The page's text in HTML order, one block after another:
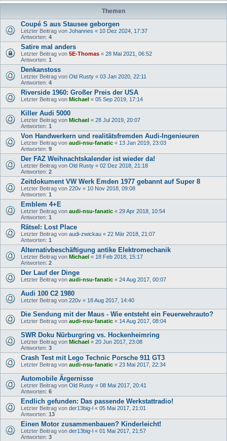
Themen
Coupé S aus Stausee geborgen
Letzter Beitrag von Johannes « 10 Dez 2024, 17:37
Antworten: 4
Satire mal anders
Letzter Beitrag von 5E-Thomas « 28 Mai 2021, 06:52
Antworten: 1
Denkanstoss
Letzter Beitrag von Old Rusty « 03 Jan 2020, 22:11
Antworten: 4
Riverside 1960: Großer Preis der USA
Letzter Beitrag von Michael « 05 Sep 2019, 17:14
Killer Audi 5000
Letzter Beitrag von Michael « 28 Jul 2019, 20:07
Antworten: 1
Von Handwerkern und realitätsfremden Audi-Ingenieuren
Letzter Beitrag von audi-nsu-fanatic « 13 Jan 2019, 23:03
Antworten: 9
Der FAZ Weihnachtskalender ist wieder da!
Letzter Beitrag von Old Rusty « 02 Dez 2018, 21:18
Antworten: 2
Zeitdokument VW Werk Emden 1977 gebannt auf Super 8
Letzter Beitrag von 220v « 10 Nov 2018, 09:08
Antworten: 1
Emblem 4+E
Letzter Beitrag von audi-nsu-fanatic « 29 Apr 2018, 10:54
Antworten: 1
Rätsel: Lost Place
Letzter Beitrag von audi-zwickau « 22 Mär 2018, 21:07
Antworten: 1
Alternativbeschäftigung antike Elektromechanik
Letzter Beitrag von Michael « 18 Feb 2018, 15:17
Antworten: 2
Der Lauf der Dinge
Letzter Beitrag von audi-nsu-fanatic « 24 Aug 2017, 00:07
Audi 100 C2 1980
Letzter Beitrag von 220v « 18 Aug 2017, 14:40
Die Sendung mit der Maus - Wie entsteht ein Feuerwehrauto?
Letzter Beitrag von audi-nsu-fanatic « 14 Aug 2017, 08:04
SWR Doku Nürburgring vs. Hockenheimring
Letzter Beitrag von Michael « 20 Jun 2017, 23:08
Antworten: 3
Crash Test mit Lego Technic Porsche 911 GT3
Letzter Beitrag von audi-nsu-fanatic « 23 Mai 2017, 22:34
Automobile Ärgernisse
Letzter Beitrag von Old Rusty « 08 Mai 2017, 20:41
Antworten: 6
Endlich gefunden: Das passende Werkstattradio!
Letzter Beitrag von der13big-l « 05 Mai 2017, 21:01
Antworten: 13
Einen Motor zusammenbauen? Kinderleicht!
Letzter Beitrag von der13big-l « 01 Mai 2017, 21:57
Antworten: 3